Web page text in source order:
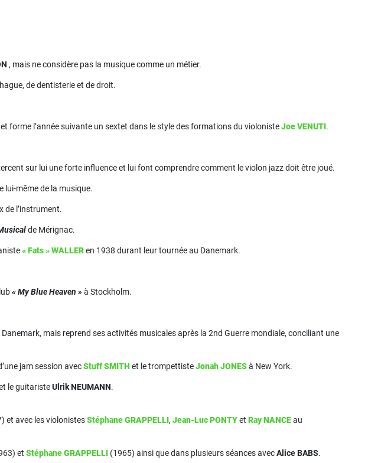
, mais ne considère pas la musique comme un métier.
de dentisterie et de droit.
forme l’année suivante un sextet dans le style des formations du violonisteJoe VENUTI.
sur lui une forte influence et lui font comprendre comment le violon jazz doit être joué.
lui-même de la musique.
de l’instrument.
de Mérignac.
« Fats » WALLERen 1938 durant leur tournée au Danemark.
« My Blue Heaven » à Stockholm.
mais reprend ses activités musicales après la 2nd Guerre mondiale, conciliant une
jam session avecStuff SMITH et le trompettisteJonah JONESà New York.
le guitaristeUlrik NEUMANN.
et avec les violonistesStéphane GRAPPELLI, Jean-Luc PONTYet Ray NANCEau
et Stéphane GRAPPELLI (1965) ainsi que dans plusieurs séances avecAlice BABS.